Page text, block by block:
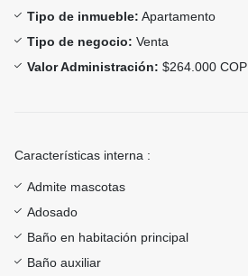
Tipo de inmueble: Apartamento
Tipo de negocio: Venta
Valor Administración: $264.000 COP
Características interna :
Admite mascotas
Adosado
Baño en habitación principal
Baño auxiliar